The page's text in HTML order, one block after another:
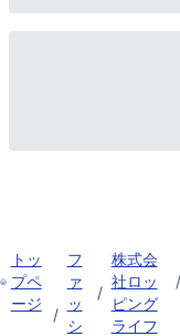
トッ
プペ
ージ
/
フ
ァ
ッ
シ
/
株式会
社ロッ
ピング
ライフ
/